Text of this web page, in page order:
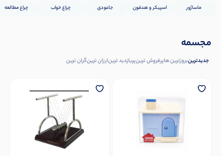
ماساژور اسپیکر و هدفون جاعودی چراغ خواب چراغ مطالعه
مجسمه
جدیدترینبروزترین هاپرفروش ترینپربازدید ترینارزان ترینگران ترین